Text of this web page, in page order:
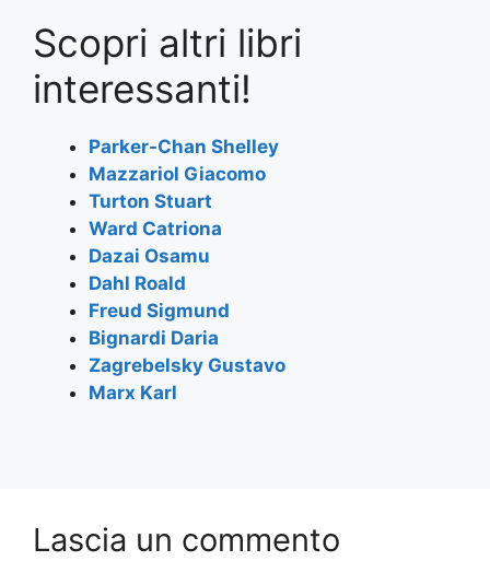
c
e
b
o
o
k
itt
er
at
s
A
p
p
e
gr
a
m
ai
l
ar
Scopri altri libri
interessanti!
Parker-Chan Shelley
Mazzariol Giacomo
Turton Stuart
Ward Catriona
Dazai Osamu
Dahl Roald
Freud Sigmund
Bignardi Daria
Zagrebelsky Gustavo
Marx Karl
Lascia un commento